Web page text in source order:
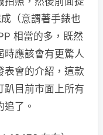
（意謂著手錶也
相當的多，既然
時應該會有更驚人
表會的介紹，這款
趴目前市面上所有
了。